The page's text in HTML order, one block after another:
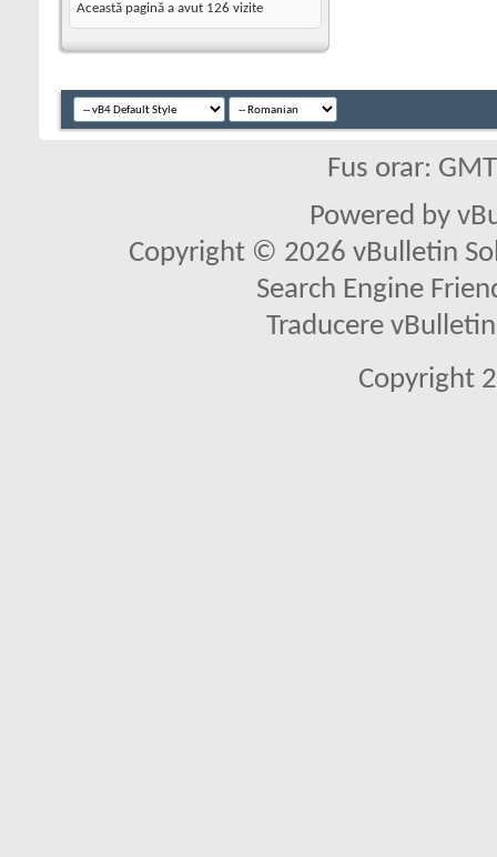
Această pagină a avut 126 vizite
Fus orar:
Powered by
Copyright © 2026 vBulletin
Search Engine
Traducere
Copyright